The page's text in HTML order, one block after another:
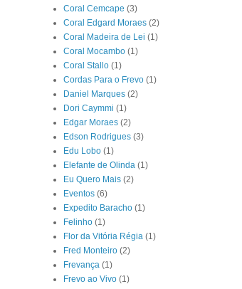
Coral Cemcape (3)
Coral Edgard Moraes (2)
Coral Madeira de Lei (1)
Coral Mocambo (1)
Coral Stallo (1)
Cordas Para o Frevo (1)
Daniel Marques (2)
Dori Caymmi (1)
Edgar Moraes (2)
Edson Rodrigues (3)
Edu Lobo (1)
Elefante de Olinda (1)
Eu Quero Mais (2)
Eventos (6)
Expedito Baracho (1)
Felinho (1)
Flor da Vitória Régia (1)
Fred Monteiro (2)
Frevança (1)
Frevo ao Vivo (1)